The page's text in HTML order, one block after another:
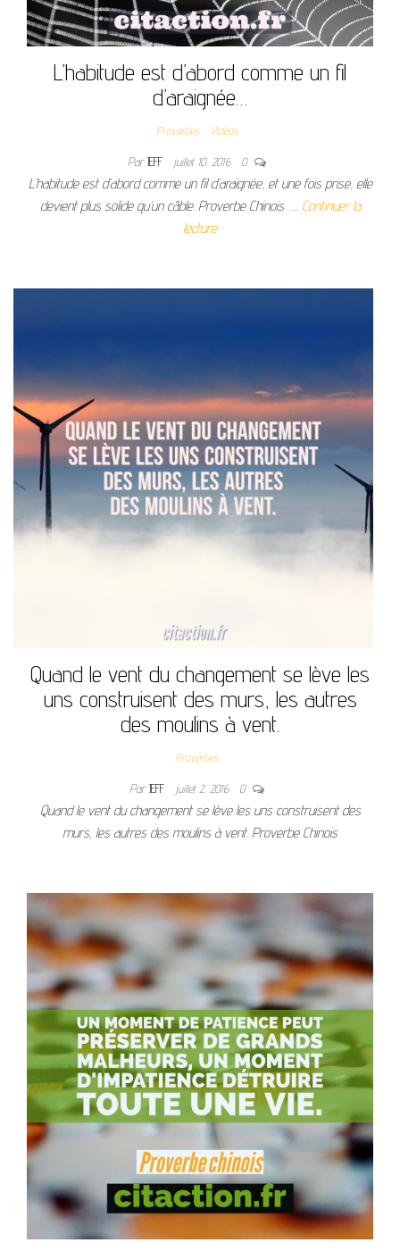
L’habitude est d’abord comme un fil
d’araignée…
Proverbes Vidéos
ParJEFF juillet 10, 2016 0
L’habitude est d’abord comme un fil d’araignée, et une fois prise, elle
devient plus solide qu’un câble. Proverbe Chinois … Continuer la
lecture
Quand le vent du changement se lève les
uns construisent des murs, les autres
des moulins à vent.
Proverbes
ParJEFF juillet 2, 2016 0
Quand le vent du changement se lève les uns construisent des
murs, les autres des moulins à vent. Proverbe Chinois